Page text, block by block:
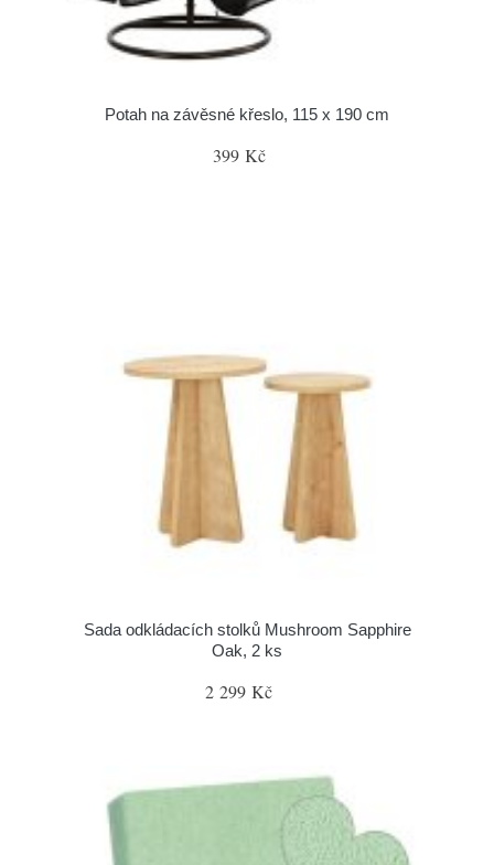
Potah na závěsné křeslo, 115 x 190 cm
399 Kč
Sada odkládacích stolků Mushroom Sapphire
Oak, 2 ks
2 299 Kč